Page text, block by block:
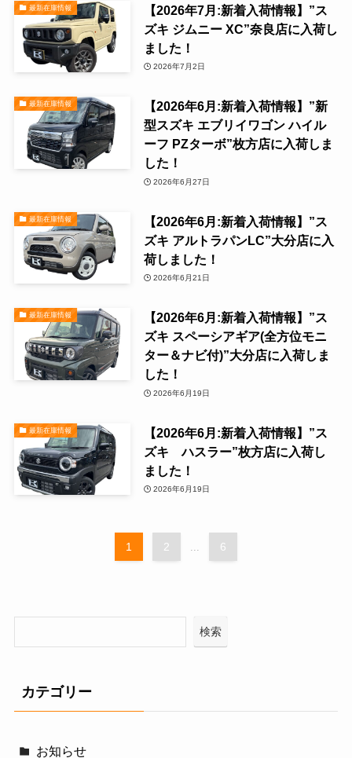
最新在庫情報
【2026年7月:新着入荷情報】”ス
ズキ ジムニー XC”奈良店に入荷し
ました！
2026年7月2日
最新在庫情報
【2026年6月:新着入荷情報】”新
型スズキ エブリイワゴン ハイル
ーフ PZターボ”枚方店に入荷しま
した！
2026年6月27日
最新在庫情報
【2026年6月:新着入荷情報】”ス
ズキ アルトラパンLC”大分店に入
荷しました！
2026年6月21日
最新在庫情報
【2026年6月:新着入荷情報】”ス
ズキ スペーシアギア(全方位モニ
ター＆ナビ付)”大分店に入荷しま
した！
2026年6月19日
最新在庫情報
【2026年6月:新着入荷情報】”ス
ズキ ハスラー”枚方店に入荷し
ました！
2026年6月19日
1 2 6
検索
カテゴリー
お知らせ